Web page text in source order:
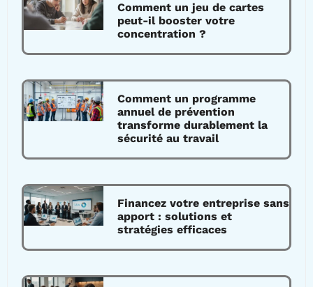
Comment un jeu de cartes
peut-il booster votre
concentration ?
Comment un programme
annuel de prévention
transforme durablement la
sécurité au travail
Financez votre entreprise sans
apport : solutions et
stratégies efficaces